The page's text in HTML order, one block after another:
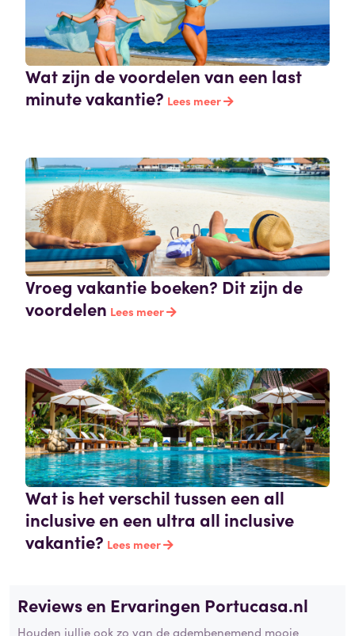
Wat zijn de voordelen van een last
minute vakantie? Lees meer
Vroeg vakantie boeken? Dit zijn de
voordelen Lees meer
Wat is het verschil tussen een all
inclusive en een ultra all inclusive
vakantie? Lees meer
Reviews en Ervaringen Portucasa.nl
Houden jullie ook zo van de adembenemend mooie